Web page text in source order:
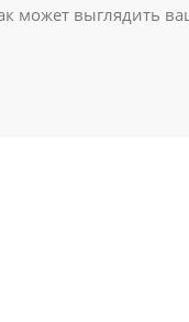
может выглядить